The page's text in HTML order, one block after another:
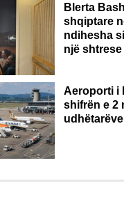
Blerta
shqiptare
ndihesha
një
Aeroporti i
shifrën e 2